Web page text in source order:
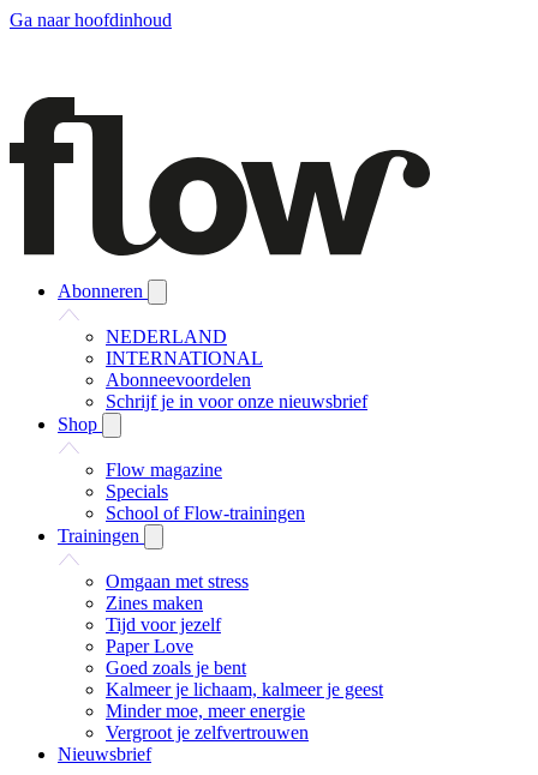
Ga naar hoofdinhoud
Abonneren
NEDERLAND
INTERNATIONAL
Abonneevoordelen
Schrijf je in voor onze nieuwsbrief
Shop
Flow magazine
Specials
School of Flow-trainingen
Trainingen
Omgaan met stress
Zines maken
Tijd voor jezelf
Paper Love
Goed zoals je bent
Kalmeer je lichaam, kalmeer je geest
Minder moe, meer energie
Vergroot je zelfvertrouwen
Nieuwsbrief